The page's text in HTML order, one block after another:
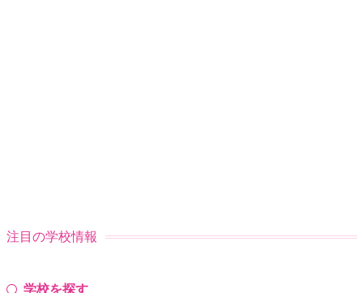
注目の学校情報
学校を探す